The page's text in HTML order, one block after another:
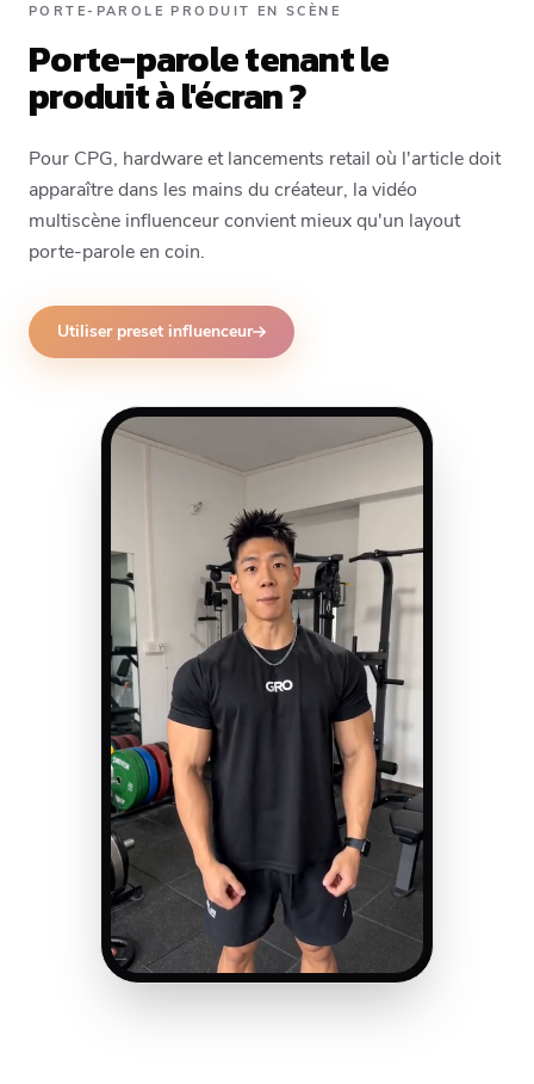
PORTE-PAROLE PRODUIT EN SCÈNE
Porte-parole tenant le
produit à l'écran ?
Pour CPG, hardware et lancements retail où l'article doit
apparaître dans les mains du créateur, la vidéo
multiscène influenceur convient mieux qu'un layout
porte-parole en coin.
Utiliser preset influenceur